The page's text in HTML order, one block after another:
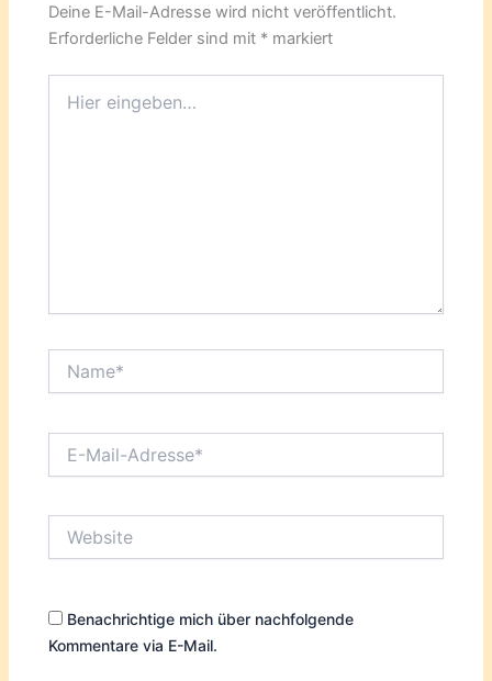
Deine E-Mail-Adresse wird nicht veröffentlicht.
Erforderliche Felder sind mit * markiert
eingeben…
Mail-
Benachrichtige mich über nachfolgende
Kommentare via E-Mail.